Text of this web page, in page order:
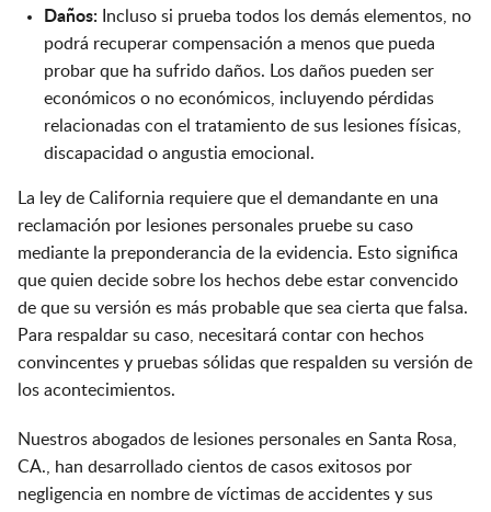
Daños: Incluso si prueba todos los demás elementos, no
podrá recuperar compensación a menos que pueda
probar que ha sufrido daños. Los daños pueden ser
económicos o no económicos, incluyendo pérdidas
relacionadas con el tratamiento de sus lesiones físicas,
discapacidad o angustia emocional.
La ley de California requiere que el demandante en una
reclamación por lesiones personales pruebe su caso
mediante la preponderancia de la evidencia. Esto significa
que quien decide sobre los hechos debe estar convencido
de que su versión es más probable que sea cierta que falsa.
Para respaldar su caso, necesitará contar con hechos
convincentes y pruebas sólidas que respalden su versión de
los acontecimientos.
Nuestros abogados de lesiones personales en Santa Rosa,
CA., han desarrollado cientos de casos exitosos por
negligencia en nombre de víctimas de accidentes y sus